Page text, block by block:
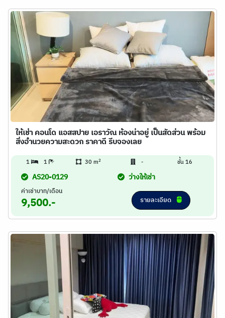
ให้เช่า คอนโด แอสสปาย เอราวัณ ห้องน่าอยู่ เป็นสัดส่วน พร้อม
สิ่งอำนวยความสะดวก ราคาดี รีบจองเลย
1 1 30 m2 - ชั้น 16
AS20-0129 ว่างให้เช่า
ค่าเช่าบาท/เดือน
9,500.- รายละเอียด